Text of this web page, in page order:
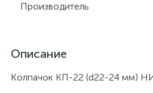
Производитель
Описание
Колпачок КП-22 (d22-24 мм)